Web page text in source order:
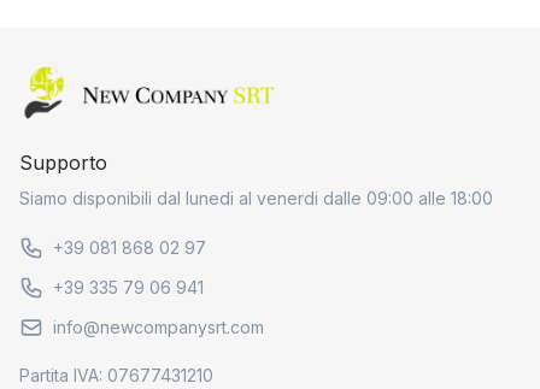
Home page
Supporto
Siamo disponibili dal lunedi al venerdi dalle 09:00 alle 18:00
+39 081 868 02 97
+39 335 79 06 941
info@newcompanysrt.com
Partita IVA: 07677431210